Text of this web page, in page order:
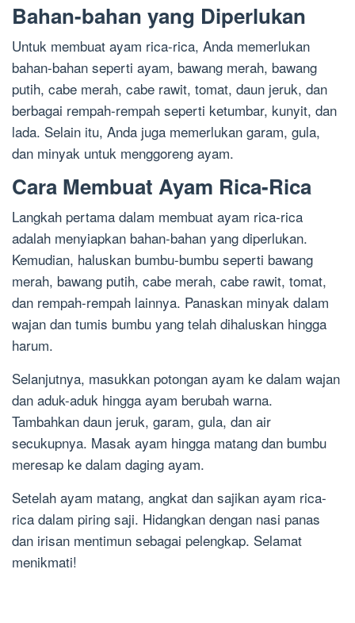
Bahan-bahan yang Diperlukan
Untuk membuat ayam rica-rica, Anda memerlukan
bahan-bahan seperti ayam, bawang merah, bawang
putih, cabe merah, cabe rawit, tomat, daun jeruk, dan
berbagai rempah-rempah seperti ketumbar, kunyit, dan
lada. Selain itu, Anda juga memerlukan garam, gula,
dan minyak untuk menggoreng ayam.
Cara Membuat Ayam Rica-Rica
Langkah pertama dalam membuat ayam rica-rica
adalah menyiapkan bahan-bahan yang diperlukan.
Kemudian, haluskan bumbu-bumbu seperti bawang
merah, bawang putih, cabe merah, cabe rawit, tomat,
dan rempah-rempah lainnya. Panaskan minyak dalam
wajan dan tumis bumbu yang telah dihaluskan hingga
harum.
Selanjutnya, masukkan potongan ayam ke dalam wajan
dan aduk-aduk hingga ayam berubah warna.
Tambahkan daun jeruk, garam, gula, dan air
secukupnya. Masak ayam hingga matang dan bumbu
meresap ke dalam daging ayam.
Setelah ayam matang, angkat dan sajikan ayam rica-
rica dalam piring saji. Hidangkan dengan nasi panas
dan irisan mentimun sebagai pelengkap. Selamat
menikmati!